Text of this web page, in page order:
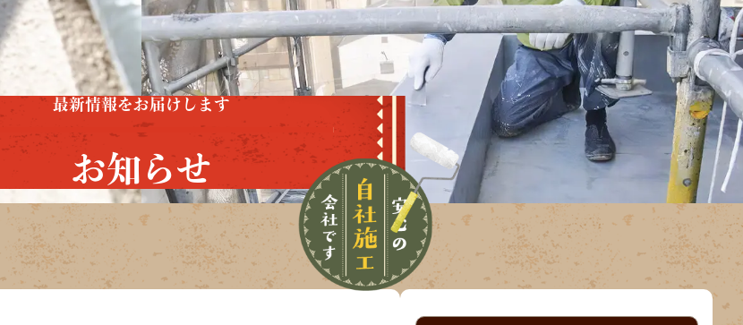
最新情報をお届けします
お知らせ